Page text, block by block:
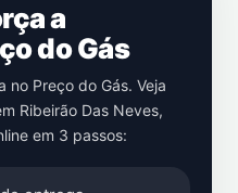
a
do Gás
no Preço do Gás. Veja
Ribeirão Das Neves,
em 3 passos: